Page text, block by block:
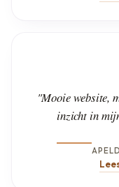
"Mooie website,
inzicht in